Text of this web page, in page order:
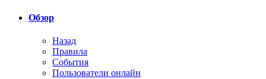
Обзор
Назад
Правила
События
Пользователи онлайн